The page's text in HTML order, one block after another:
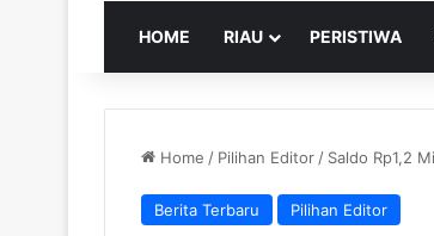
HOME RIAU PERISTIWA
Home / Pilihan Editor / Saldo Rp1,2
Berita Terbaru Pilihan Editor